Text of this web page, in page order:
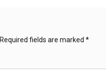
Required fields are marked *